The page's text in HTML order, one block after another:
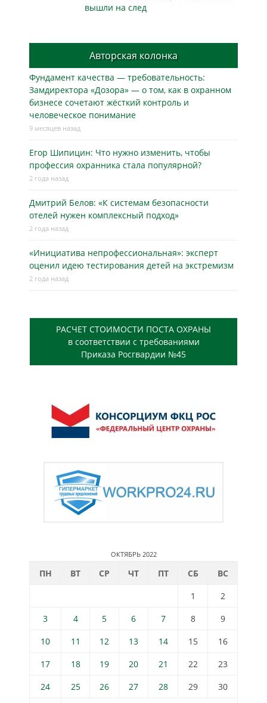
вышли на след
Авторская колонка
Фундамент качества — требовательность:
Замдиректора «Дозора» — о том, как в охранном
бизнесe сочетают жёсткий контроль и
человеческое понимание
9 месяцев назад
Егор Шипицин: Что нужно изменить, чтобы
профессия охранника стала популярной?
2 года назад
Дмитрий Белов: «К системам безопасности
отелей нужен комплексный подход»
2 года назад
«Инициатива непрофессиональная»: эксперт
оценил идею тестирования детей на экстремизм
2 года назад
РАСЧЕТ СТОИМОСТИ ПОСТА ОХРАНЫ
в соответствии с требованиями
Приказа Росгвардии №45
ОКТЯБРЬ 2022
ПН ВТ СР ЧТ ПТ СБ
ВС
1
2
3
4 5 6 7 8
9
10
11 12 13 14 15
16
17
18 19 20 21 22
23
24
25 26 27 28 29
30